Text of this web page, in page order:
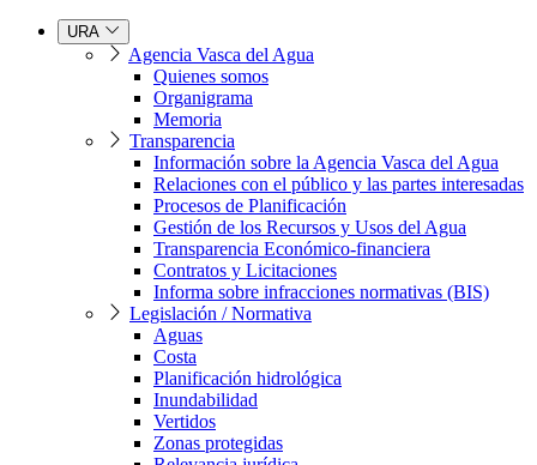
URA
Agencia Vasca del Agua
Quienes somos
Organigrama
Memoria
Transparencia
Información sobre la Agencia Vasca del Agua
Relaciones con el público y las partes interesadas
Procesos de Planificación
Gestión de los Recursos y Usos del Agua
Transparencia Económico-financiera
Contratos y Licitaciones
Informa sobre infracciones normativas (BIS)
Legislación / Normativa
Aguas
Costa
Planificación hidrológica
Inundabilidad
Vertidos
Zonas protegidas